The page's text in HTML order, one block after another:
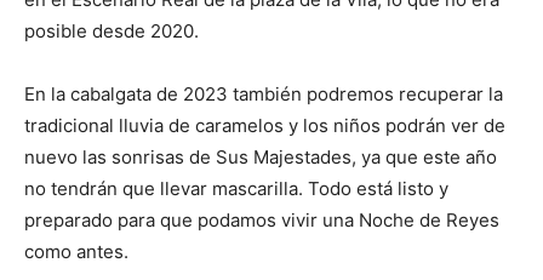
posible desde 2020.
En la cabalgata de 2023 también podremos recuperar la
tradicional lluvia de caramelos y los niños podrán ver de
nuevo las sonrisas de Sus Majestades, ya que este año
no tendrán que llevar mascarilla. Todo está listo y
preparado para que podamos vivir una Noche de Reyes
como antes.